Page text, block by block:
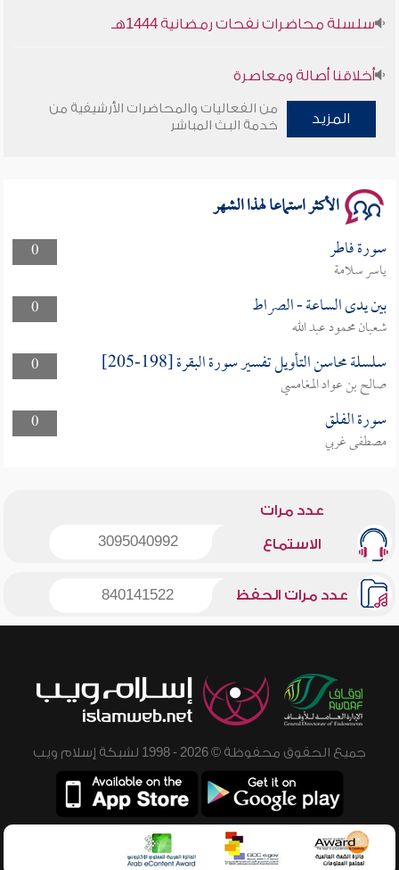
سلسلة محاضرات نفحات رمضانية 1444هـ
أخلاقنا أصالة ومعاصرة
وأمنهم من خوف 9
المزيد
من الفعاليات والمحاضرات الأرشيفية من
خدمة البث المباشر
الأكثر استماعا لهذا الشهر
0 سورة فاطر
ياسر سلامة
0
بين يدى الساعة - الصراط
شعبان محمود عبد الله
0
سلسلة محاسن التأويل تفسير سورة البقرة [198-205]
صالح بن عواد المغامسي
0
سورة الفلق
مصطفى غربي
عدد مرات
الاستماع 3095040992
عدد مرات الحفظ 840141522
جميع الحقوق محفوظة © 2026 - 1998 لشبكة إسلام ويب